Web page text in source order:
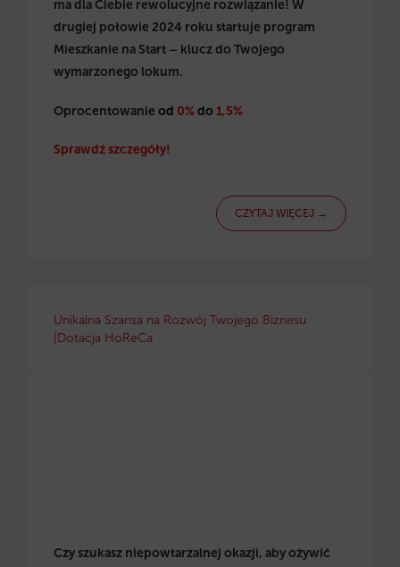
ma dla Ciebie rewolucyjne rozwiązanie! W
drugiej połowie 2024 roku startuje program
Mieszkanie na Start – klucz do Twojego
wymarzonego lokum.
Oprocentowanie od 0%do 1,5%
Sprawdź szczegóły!
CZYTAJ WIĘCEJ →
Unikalna Szansa na Rozwój Twojego Biznesu
|Dotacja HoReCa
Czy szukasz niepowtarzalnej okazji, aby ożywić